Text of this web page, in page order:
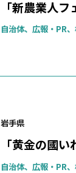
「新農業人
自治体、広報・PR
岩手県
「黄金の國
自治体、広報・PR